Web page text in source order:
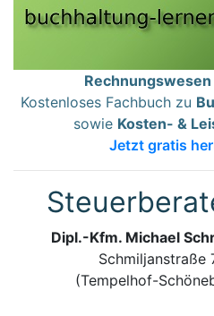
Kostenloses Fachbuch zu
sowie Kosten- &
Jetzt gratis
Dipl.-Kfm. Michael
Schmiljanstraße
(Tempelhof-